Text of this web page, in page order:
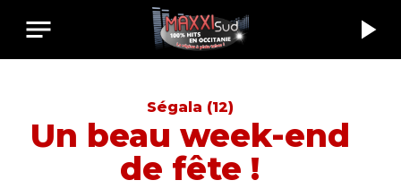
notes play_arrow
Ségala (12)
Un beau week-end
de fête !